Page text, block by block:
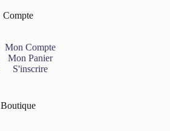
Compte
Mon Compte
Mon Panier
S'inscrire
Boutique